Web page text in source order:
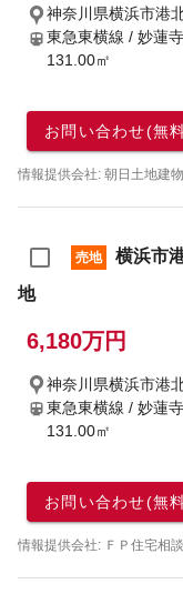
神奈川県横浜市港
東急東横線 / 妙蓮
131.00㎡
お問い合わせ(無
情報提供会社: 朝日土地
売地
横浜市
地
6,180万円
神奈川県横浜市港
東急東横線 / 妙蓮
131.00㎡
お問い合わせ(無
情報提供会社: ＦＰ住宅相